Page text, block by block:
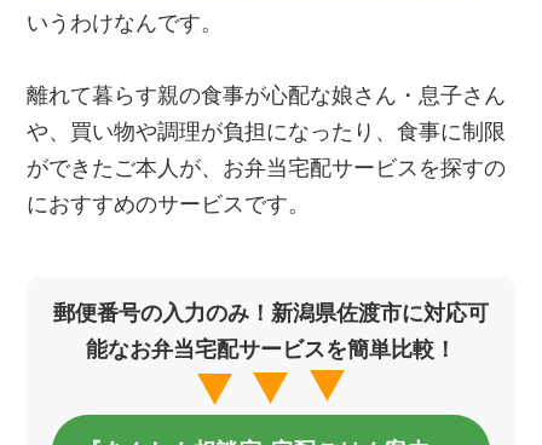
いうわけなんです。
離れて暮らす親の食事が心配な娘さん・息子さん
や、買い物や調理が負担になったり、食事に制限
ができたご本人が、お弁当宅配サービスを探すの
におすすめのサービスです。
郵便番号の入力のみ！新潟県佐渡市に対応可
能なお弁当宅配サービスを簡単比較！